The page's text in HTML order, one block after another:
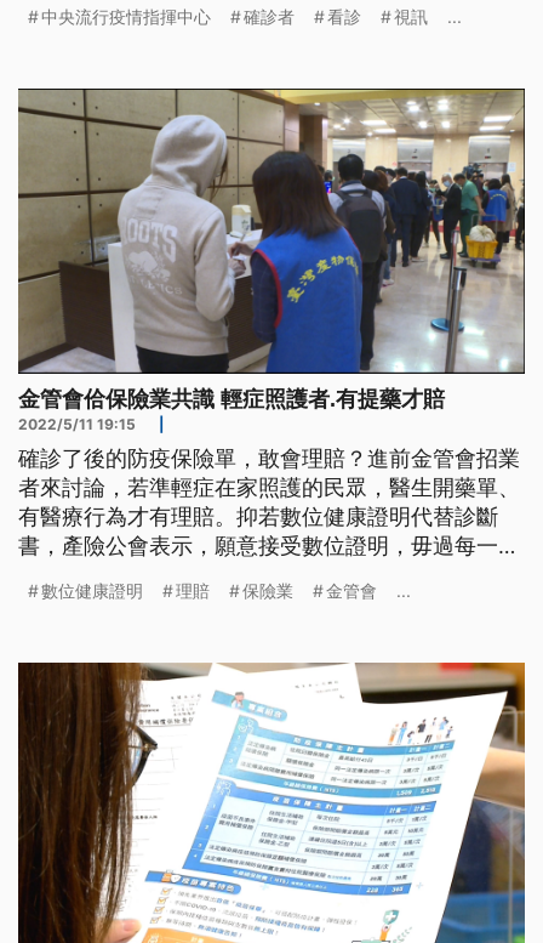
中央流行疫情指揮中心 確診者 看診 視訊 ...
金管會佮保險業共識 輕症照護者.有提藥才賠
2022/5/11 19:15
確診了後的防疫保險單，敢會理賠？進前金管會招業
者來討論，若準輕症在家照護的民眾，醫生開藥單、
有醫療行為才有理賠。抑若數位健康證明代替診斷
書，產險公會表示，願意接受數位證明，毋過每一間
數位健康證明 理賠 保險業 金管會 ...